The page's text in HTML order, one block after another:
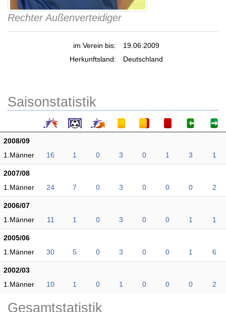
Rechter Außenverteidiger
im Verein bis:
19.06.2009
Herkunftsland:
Deutschland
Saisonstatistik
2008/09
1.Männer
16 1 0 3 0 1 3 1
2007/08
1.Männer
24 7 0 3 0 0 0 2
2006/07
1.Männer
11 1 0 3 0 0 1 1
2005/06
1.Männer
30 5 0 3 0 0 1 6
2002/03
1.Männer
10 1 0 1 0 0 0 2
Gesamtstatistik